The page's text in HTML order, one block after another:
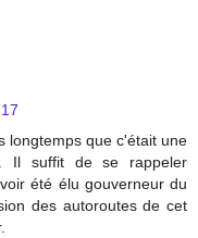
longtemps que c'était une
Il suffit de se rappeler
été élu gouverneur du
des autoroutes de cet